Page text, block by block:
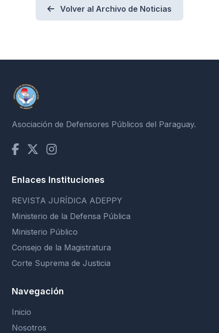
Volver al Archivo de Noticias
Asociación de Defensores Públicos del Paraguay.
Enlaces Instituciones
REVISTA JURÍDICA ADEPPY
Ministerio de la Defensa Pública
Ministerio Público
Consejo de la Magistratura
Corte Suprema de Justicia
Navegación
Inicio
Nosotros